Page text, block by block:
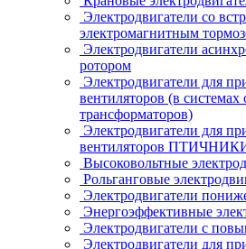
Электродвигатели со
электромагнитным
Электродвигатели
ротором
Электродвигатели для
вентиляторов (в
трансформаторов)
Электродвигатели для
вентиляторов
Высоковольтные
Рольганговые
Электродвигатели
Энергоэффективные
Электродвигатели с
Электродвигатели для